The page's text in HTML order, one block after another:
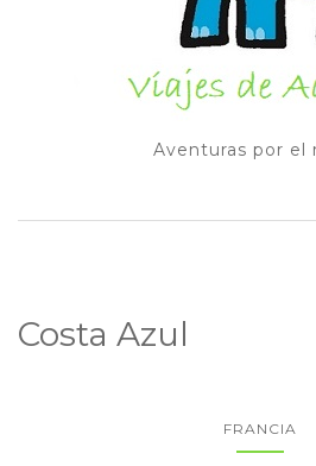
Aventuras por el
Costa Azul
FRANCIA